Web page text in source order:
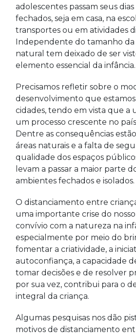
adolescentes passam seus
fechados, seja em casa, na
transportes ou em atividades
Independente do tamanho da
natural tem deixado de ser
elemento essencial da infância.
Precisamos refletir sobre o
desenvolvimento que
cidades, tendo em vista que a
um processo crescente no
Dentre as consequências
áreas naturais e a falta de
qualidade dos espaços
levam a passar a maior parte
ambientes fechados e isolados.
O distanciamento entre
uma importante crise do
convívio com a natureza na
especialmente por meio do
fomentar a criatividade, a
autoconfiança, a capacidade
tomar decisões e de resolver
por sua vez, contribui para o
integral da criança.
Algumas pesquisas nos dão
motivos de distanciamento